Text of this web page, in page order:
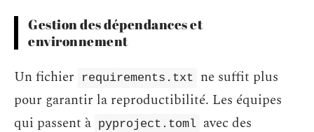
Gestion des dépendances et
environnement
Un fichier requirements.txt
ne suffit plus
pour garantir la reproductibilité. Les équipes
qui passent à pyproject.toml avec des